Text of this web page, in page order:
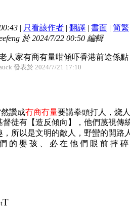
| 只看該作者 | 翻譯 | 書面 | 简繁
於 2024/7/22 00:50 編輯
人家有商有量咁傾吓香港前途係
發表於 2024/7/21 17:10
讚成冇商冇量要講拳頭打人，烧
督徒有【造反傾向】，他們蔑視傳
，所以是文明的敵人，野蠻的開路
的 嬰 孩 、 必 在 他 們 眼 前 摔
tT